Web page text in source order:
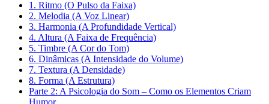
1. Ritmo (O Pulso da Faixa)
2. Melodia (A Voz Linear)
3. Harmonia (A Profundidade Vertical)
4. Altura (A Faixa de Frequência)
5. Timbre (A Cor do Tom)
6. Dinâmicas (A Intensidade do Volume)
7. Textura (A Densidade)
8. Forma (A Estrutura)
Parte 2: A Psicologia do Som – Como os Elementos Criam
Humor